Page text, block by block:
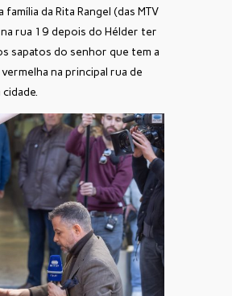
família da Rita Rangel (das MTV
rua 19 depois do Hélder ter
sapatos do senhor que tem a
na principal rua de